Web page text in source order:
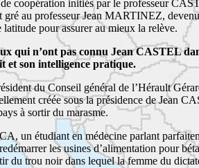
coopération initiés par le professeur
gré au professeur Jean MARTINEZ,
pour assurer au mieux la relève.
qui n’ont pas connu Jean CASTEL
et son intelligence pratique.
du Conseil général de l’Hérault
créée sous la présidence de Jean
à sortir du marasme.
un étudiant en médecine parlant
les usines d’alimentation pour
du trou noir dans lequel la femme du